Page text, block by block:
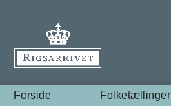
Forside Folketællinger